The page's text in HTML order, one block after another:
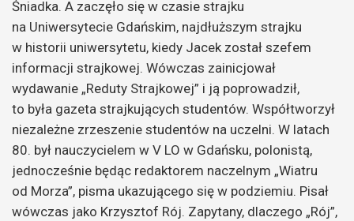
Śniadka. A zaczęło się w czasie strajku
na Uniwersytecie Gdańskim, najdłuższym strajku
w historii uniwersytetu, kiedy Jacek został szefem
informacji strajkowej. Wówczas zainicjował
wydawanie „Reduty Strajkowej” i ją poprowadził,
to była gazeta strajkujących studentów. Współtworzył
niezależne zrzeszenie studentów na uczelni. W latach
80. był nauczycielem w V LO w Gdańsku, polonistą,
jednocześnie będąc redaktorem naczelnym „Wiatru
od Morza”, pisma ukazującego się w podziemiu. Pisał
wówczas jako Krzysztof Rój. Zapytany, dlaczego „Rój”,